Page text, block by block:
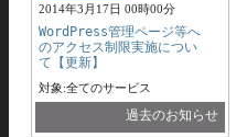
2014年3月17日 00時00分
WordPress管理ページ等へ
のアクセス制限実施につい
て【更新】
対象:全てのサービス
過去のお知らせ